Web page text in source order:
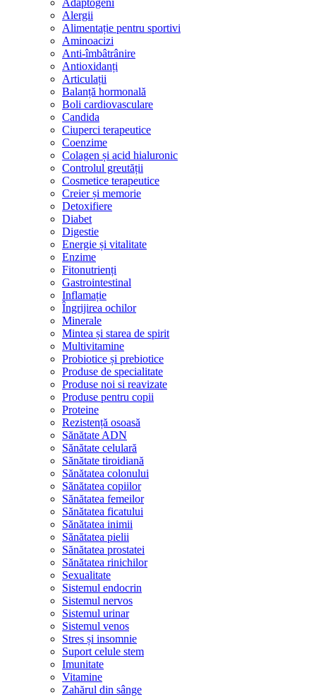
Adaptogeni
Alergii
Alimentație pentru sportivi
Aminoacizi
Anti-îmbâtrânire
Antioxidanți
Articulații
Balanță hormonală
Boli cardiovasculare
Candida
Ciuperci terapeutice
Coenzime
Colagen și acid hialuronic
Controlul greutății
Cosmetice terapeutice
Creier și memorie
Detoxifiere
Diabet
Digestie
Energie și vitalitate
Enzime
Fitonutrienți
Gastrointestinal
Inflamație
Îngrijirea ochilor
Minerale
Mintea și starea de spirit
Multivitamine
Probiotice și prebiotice
Produse de specialitate
Produse noi si reavizate
Produse pentru copii
Proteine
Rezistență osoasă
Sănătate ADN
Sănătate celulară
Sănătate tiroidiană
Sănătatea colonului
Sănătatea copiilor
Sănătatea femeilor
Sănătatea ficatului
Sănătatea inimii
Sănătatea pielii
Sănătatea prostatei
Sănătatea rinichilor
Sexualitate
Sistemul endocrin
Sistemul nervos
Sistemul urinar
Sistemul venos
Stres și insomnie
Suport celule stem
Imunitate
Vitamine
Zahărul din sânge